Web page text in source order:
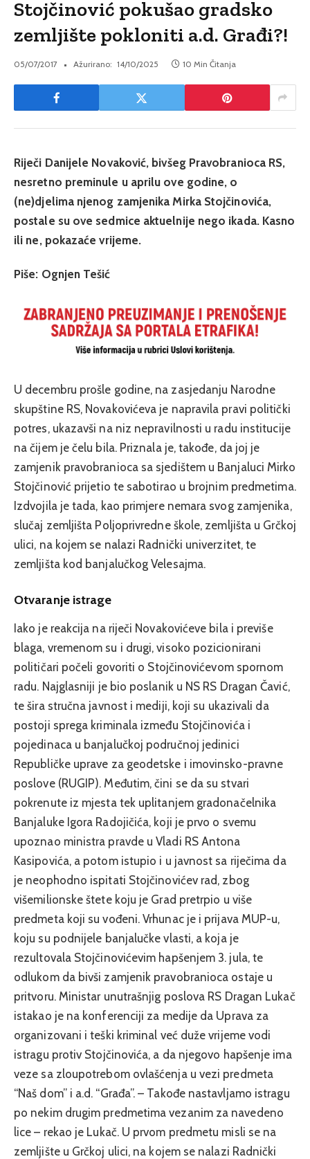
Stojčinović pokušao gradsko
zemljište pokloniti a.d. Građi?!
05/07/2017 Ažurirano: 14/10/2025 10 Min Čitanja
Riječi Danijele Novaković, bivšeg Pravobranioca RS,
nesretno preminule u aprilu ove godine, o
(ne)djelima njenog zamjenika Mirka Stojčinovića,
postale su ove sedmice aktuelnije nego ikada. Kasno
ili ne, pokazaće vrijeme.
Piše: Ognjen Tešić
U decembru prošle godine, na zasjedanju Narodne
skupštine RS, Novakovićeva je napravila pravi politički
potres, ukazavši na niz nepravilnosti u radu institucije
na čijem je čelu bila. Priznala je, takođe, da joj je
zamjenik pravobranioca sa sjedištem u Banjaluci Mirko
Stojčinović prijetio te sabotirao u brojnim predmetima.
Izdvojila je tada, kao primjere nemara svog zamjenika,
slučaj zemljišta Poljoprivredne škole, zemljišta u Grčkoj
ulici, na kojem se nalazi Radnički univerzitet, te
zemljišta kod banjalučkog Velesajma.
Otvaranje istrage
Iako je reakcija na riječi Novakovićeve bila i previše
blaga, vremenom su i drugi, visoko pozicionirani
političari počeli govoriti o Stojčinovićevom spornom
radu. Najglasniji je bio poslanik u NS RS Dragan Čavić,
te šira stručna javnost i mediji, koji su ukazivali da
postoji sprega kriminala između Stojčinovića i
pojedinaca u banjalučkoj područnoj jedinici
Republičke uprave za geodetske i imovinsko-pravne
poslove (RUGIP). Međutim, čini se da su stvari
pokrenute iz mjesta tek uplitanjem gradonačelnika
Banjaluke Igora Radojičića, koji je prvo o svemu
upoznao ministra pravde u Vladi RS Antona
Kasipovića, a potom istupio i u javnost sa riječima da
je neophodno ispitati Stojčinovićev rad, zbog
višemilionske štete koju je Grad pretrpio u više
predmeta koji su vođeni. Vrhunac je i prijava MUP-u,
koju su podnijele banjalučke vlasti, a koja je
rezultovala Stojčinovićevim hapšenjem 3. jula, te
odlukom da bivši zamjenik pravobranioca ostaje u
pritvoru. Ministar unutrašnjig poslova RS Dragan Lukač
istakao je na konferenciji za medije da Uprava za
organizovani i teški kriminal već duže vrijeme vodi
istragu protiv Stojčinovića, a da njegovo hapšenje ima
veze sa zloupotrebom ovlašćenja u vezi predmeta
“Naš dom” i a.d. “Građa”. – Takođe nastavljamo istragu
po nekim drugim predmetima vezanim za navedeno
lice – rekao je Lukač. U prvom predmetu misli se na
zemljište u Grčkoj ulici, na kojem se nalazi Radnički